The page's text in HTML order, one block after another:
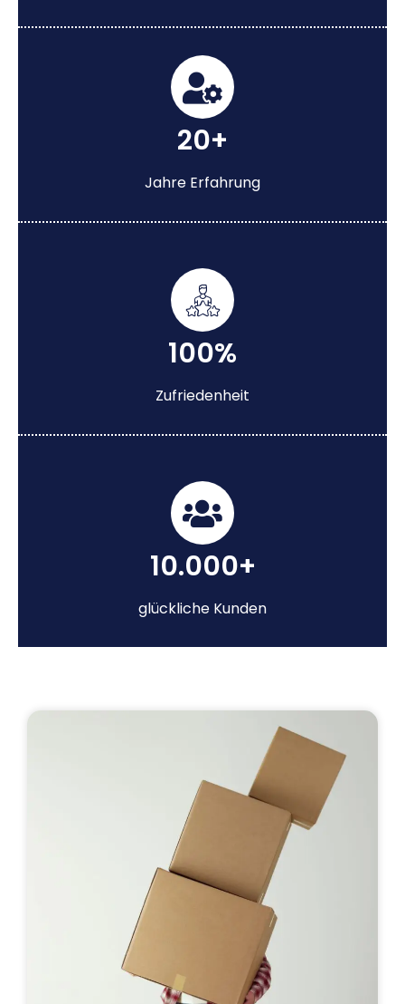
20+
Jahre Erfahrung
100%
Zufriedenheit
10.000+
glückliche Kunden